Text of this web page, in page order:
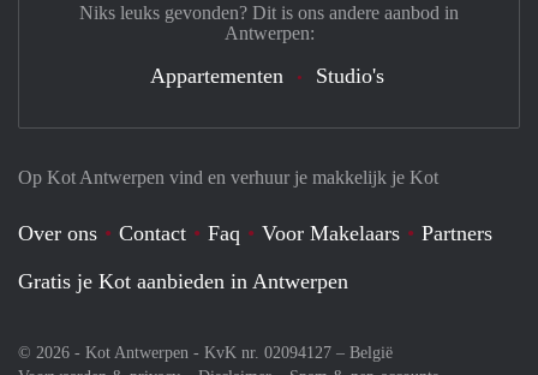
Op Kot Antwerpen vind en verhuur je makkelijk je Kot
Over ons Contact Faq Voor Makelaars
Partners
Gratis je Kot aanbieden in Antwerpen
© 2026 - Kot Antwerpen - KvK nr. 02094127 – België
Niks leuks gevonden? Dit is ons andere aanbod in
Antwerpen:
Appartementen Studio's